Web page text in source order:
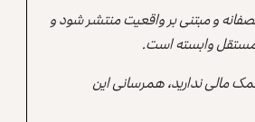
و مبتنی بر واقعیت منتشر شود و
مستقل وابسته است.
مالی ندارید، همرسانی این